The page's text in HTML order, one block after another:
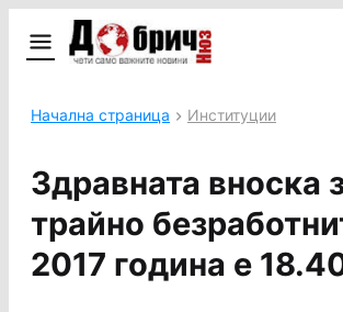
Начална страница Институции
Здравната вноска
трайно
2017 година е